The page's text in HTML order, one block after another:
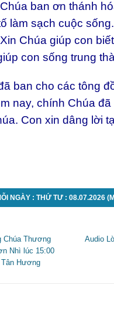
ban ơn thánh
làm sạch cuộc
Chúa giúp con
con sống trung
ban cho các tông
nay, chính Chúa
Con xin dâng lời
NGÀY : THỨ TƯ : 08.07.2026
Chúa Thương
Nhì lúc 15:00
Hương
Audio